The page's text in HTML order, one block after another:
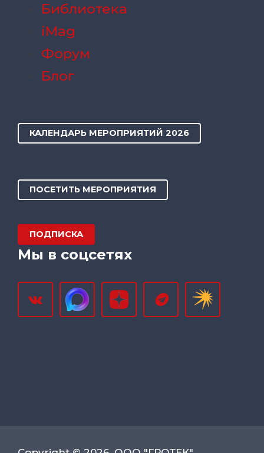
Библиотека
iMag
Форум
Блог
КАЛЕНДАРЬ МЕРОПРИЯТИЙ 2026
ПОСЕТИТЬ МЕРОПРИЯТИЯ
ПОДПИСКА
Мы в соцсетях